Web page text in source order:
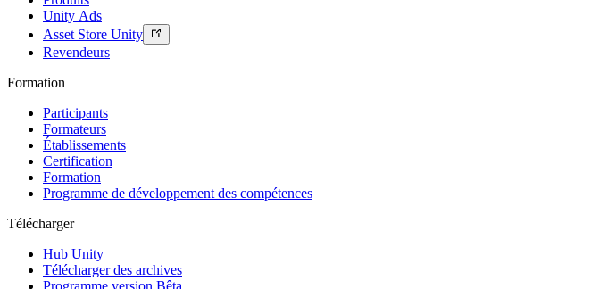
Unity Ads
Asset Store Unity
Revendeurs
Formation
Participants
Formateurs
Établissements
Certification
Formation
Programme de développement des compétences
Télécharger
Hub Unity
Télécharger des archives